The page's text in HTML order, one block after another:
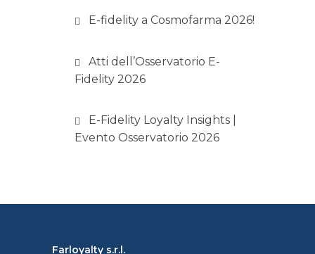
E-fidelity a Cosmofarma 2026!
Atti dell’Osservatorio E-
Fidelity 2026
E-Fidelity Loyalty Insights |
Evento Osservatorio 2026
Farloyalty s.r.l.